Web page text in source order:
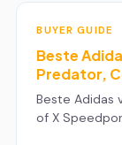
BUYER GUIDE
Beste
Predator,
Beste Adidas
of X